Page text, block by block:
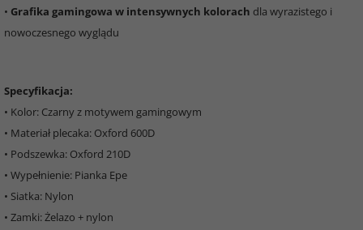
• Grafika gamingowa w intensywnych kolorach dla wyrazistego i
nowoczesnego wyglądu
Specyfikacja:
• Kolor: Czarny z motywem gamingowym
• Materiał plecaka: Oxford 600D
• Podszewka: Oxford 210D
• Wypełnienie: Pianka Epe
• Siatka: Nylon
• Zamki: Żelazo + nylon